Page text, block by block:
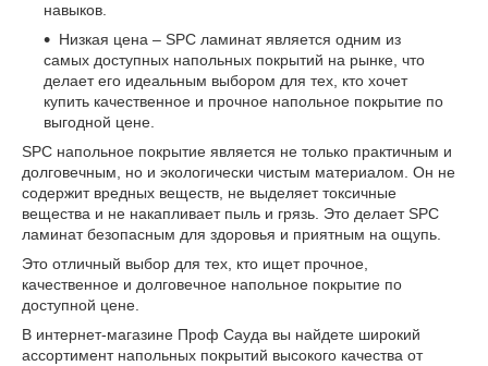
навыков.
Низкая цена – SPC ламинат является одним из
самых доступных напольных покрытий на рынке, что
делает его идеальным выбором для тех, кто хочет
купить качественное и прочное напольное покрытие по
выгодной цене.
SPC напольное покрытие является не только практичным и
долговечным, но и экологически чистым материалом. Он не
содержит вредных веществ, не выделяет токсичные
вещества и не накапливает пыль и грязь. Это делает SPC
ламинат безопасным для здоровья и приятным на ощупь.
Это отличный выбор для тех, кто ищет прочное,
качественное и долговечное напольное покрытие по
доступной цене.
В интернет-магазине Проф Сауда вы найдете широкий
ассортимент напольных покрытий высокого качества от